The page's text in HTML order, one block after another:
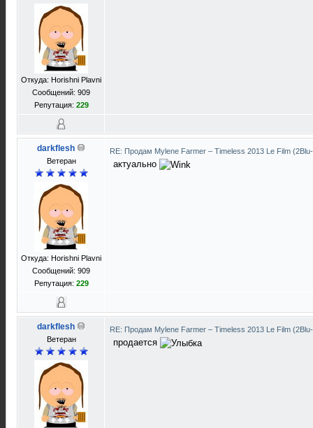
Откуда: Horishni Plavni
Сообщений: 909
Репутация: 229
darkflesh
Ветеран
Откуда: Horishni Plavni
Сообщений: 909
Репутация: 229
RE: Продам Mylene Farmer ‎– Timeless 2013 Le Film
актуально
darkflesh
Ветеран
RE: Продам Mylene Farmer ‎– Timeless 2013 Le Film
продается